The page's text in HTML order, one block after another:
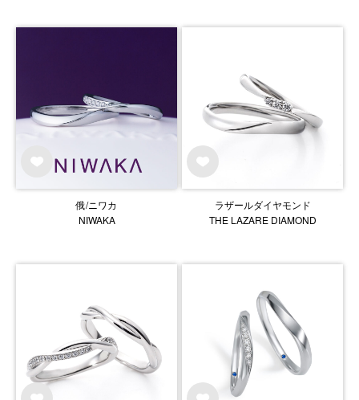
俄/ニワカ
NIWAKA
ラザールダイヤモンド
THE LAZARE DIAMOND